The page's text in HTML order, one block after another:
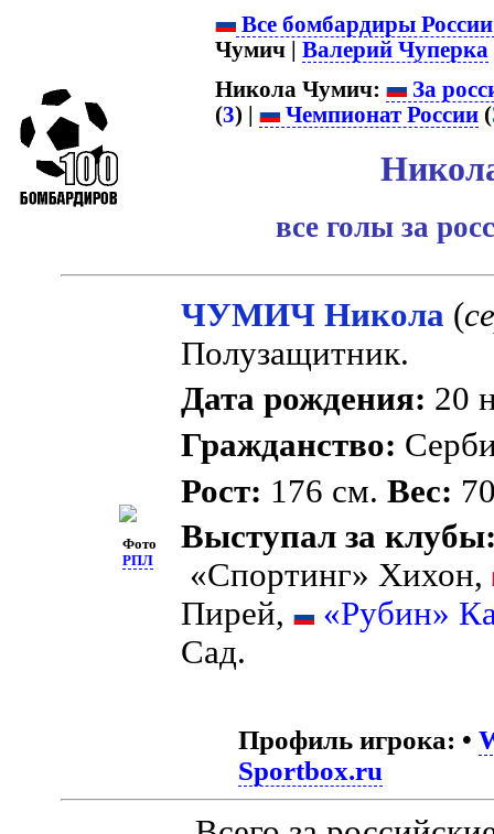
Все бомбардиры
Чумич | Валерий Чуперка
Никола Чумич:
За
(3) | Чемпионат России(
все голы за
Фото
РПЛ
ЧУМИЧ Никола (
Полузащитник.
Дата рождения: 20
Гражданство:
Рост: 176 см.Вес:
Выступал за
«Спортинг» Хихон,
Пирей,
«Рубин»
Сад.
Профиль игрока: •
Sportbox.ru